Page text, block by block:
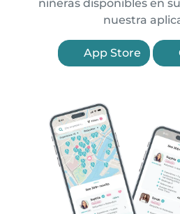
niñeras disponibles en
nuestra
App Store